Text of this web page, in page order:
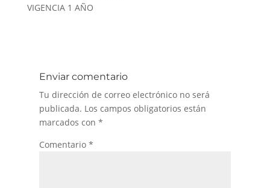
VIGENCIA 1 AÑO
Enviar comentario
Tu dirección de correo electrónico no será
publicada. Los campos obligatorios están
marcados con *
Comentario *